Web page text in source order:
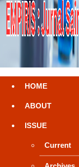
HOME
ABOUT
ISSUE
Current